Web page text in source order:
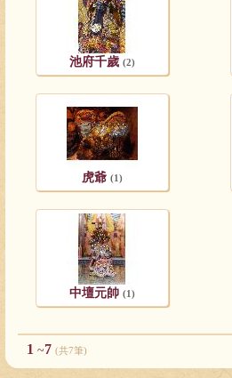
池府千歲 (2)
虎爺 (1)
中壇元帥 (1)
1 ~7 (共7筆)